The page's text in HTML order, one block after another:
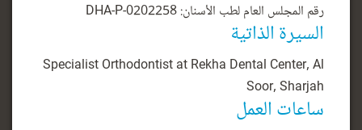
رقم المجلس العام لطب الأسنان: DHA-P-0202258
السيرة الذاتية
Specialist Orthodontist at Rekha Dental Center, Al
Soor, Sharjah
ساعات العمل